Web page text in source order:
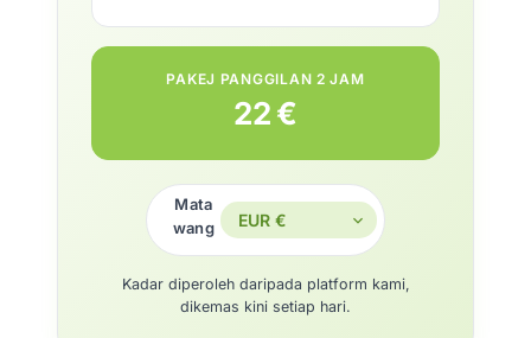
PAKEJ PANGGILAN 2 JAM
22 €
Mata
wang
Kadar diperoleh daripada platform kami,
dikemas kini setiap hari.